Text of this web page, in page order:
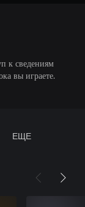
к сведениям
вы играете.
ЕЩЕ